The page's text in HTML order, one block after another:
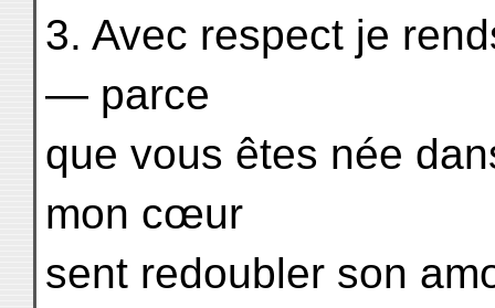
3. Avec respect je
— parce
que vous êtes née
mon cœur
sent redoubler son